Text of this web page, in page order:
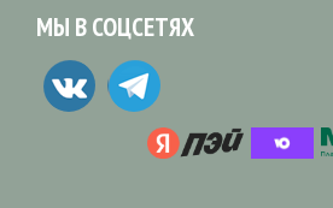
МЫ В СОЦСЕТЯХ